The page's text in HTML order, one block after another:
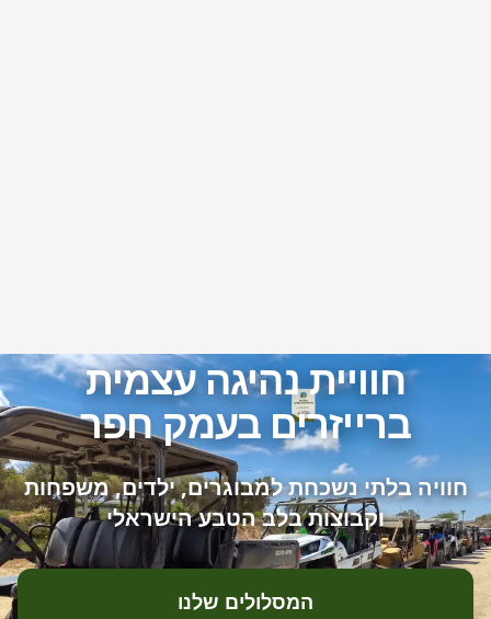
חוויית נהיגה עצמית
ברייזרים בעמק חפר
חוויה בלתי נשכחת למבוגרים, ילדים, משפחות
וקבוצות בלב הטבע הישראלי
המסלולים שלנו